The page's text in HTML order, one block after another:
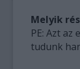
Melyik
PE: Azt
tudunk